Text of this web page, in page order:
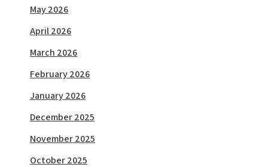
May 2026
April 2026
March 2026
February 2026
January 2026
December 2025
November 2025
October 2025